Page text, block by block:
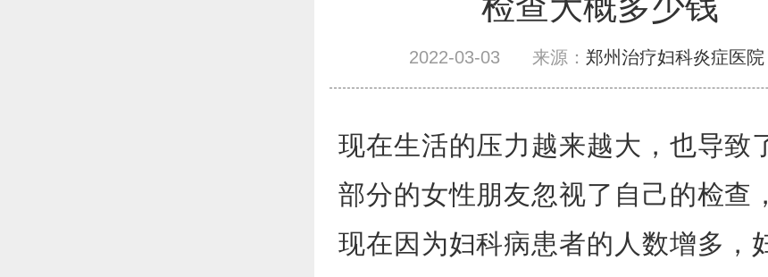
2022-03-03 来源： 郑州治疗妇科炎症医院
现在生活的压力越来越大，也导致
部分的女性朋友忽视了自己的检查
现在因为妇科病患者的人数增多，